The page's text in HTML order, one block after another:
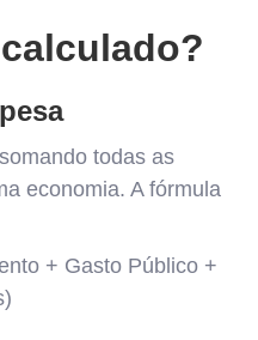
todas as
economia. A fórmula
+ Gasto Público +